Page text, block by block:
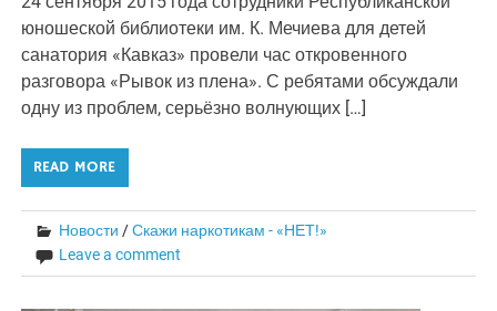
юношеской библиотеки им. К. Мечиева для детей
санатория «Кавказ» провели час откровенного
разговора «Рывок из плена». С ребятами обсуждали
одну из проблем, серьёзно волнующих […]
READ MORE
Новости /Скажи наркотикам - «НЕТ!»
Leave a comment